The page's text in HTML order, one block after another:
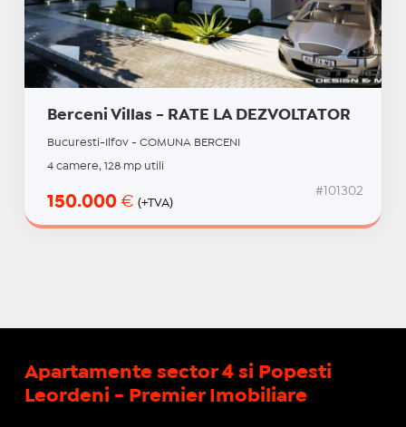
Berceni Villas - RATE LA DEZVOLTATOR
Bucuresti-Ilfov - COMUNA BERCENI
4 camere, 128 mp utili
150.000 € (+TVA)
#101302
Apartamente sector 4 si Popesti
Leordeni - Premier Imobiliare